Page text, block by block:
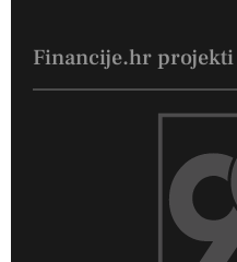
Financije.hr projekti